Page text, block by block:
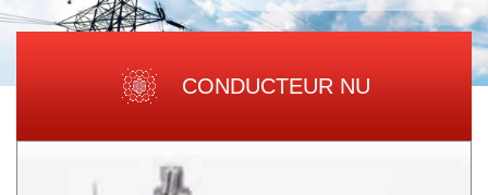
CONDUCTEUR NU